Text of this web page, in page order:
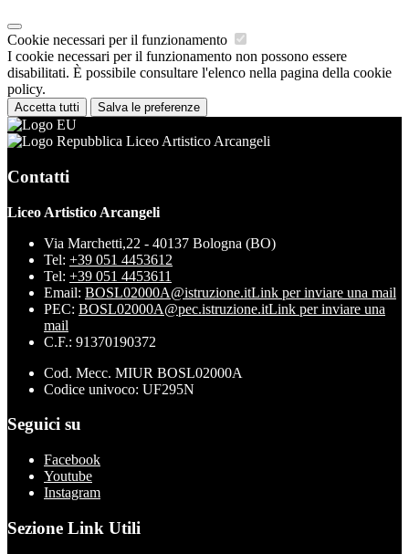
Cookie necessari per il funzionamento
I cookie necessari per il funzionamento non possono essere
disabilitati. È possibile consultare l'elenco nella pagina della cookie
policy.
Accetta tutti Salva le preferenze
Liceo Artistico Arcangeli
Contatti
Liceo Artistico Arcangeli
Via Marchetti,22 - 40137 Bologna (BO)
Tel: +39 051 4453612
Tel: +39 051 4453611
Email: BOSL02000A@istruzione.itLink per inviare una mail
PEC: BOSL02000A@pec.istruzione.itLink per inviare una
mail
C.F.: 91370190372
Cod. Mecc. MIUR BOSL02000A
Codice univoco: UF295N
Seguici su
Facebook
Youtube
Instagram
Sezione Link Utili